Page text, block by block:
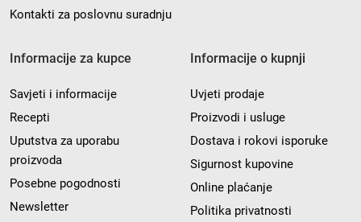
Kontakti za poslovnu suradnju
Informacije za kupce
Savjeti i informacije
Recepti
Uputstva za uporabu
proizvoda
Posebne pogodnosti
Newsletter
Informacije o kupnji
Uvjeti prodaje
Proizvodi i usluge
Dostava i rokovi isporuke
Sigurnost kupovine
Online plaćanje
Politika privatnosti